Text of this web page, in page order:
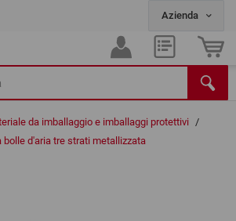
da imballaggio e imballaggi protettivi /
bolle d'aria tre strati metallizzata